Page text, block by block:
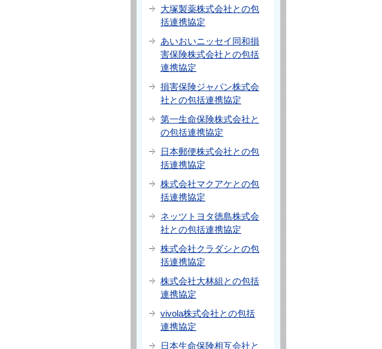
大塚製薬株式会社との包
括連携協定
あいおいニッセイ同和損
害保険株式会社との包括
連携協定
損害保険ジャパン株式会
社との包括連携協定
第一生命保険株式会社と
の包括連携協定
日本郵便株式会社との包
括連携協定
株式会社マクアケとの包
括連携協定
ネッツトヨタ徳島株式会
社との包括連携協定
株式会社クラダシとの包
括連携協定
株式会社大林組との包括
連携協定
vivola株式会社との包括
連携協定
日本生命保険相互会社と